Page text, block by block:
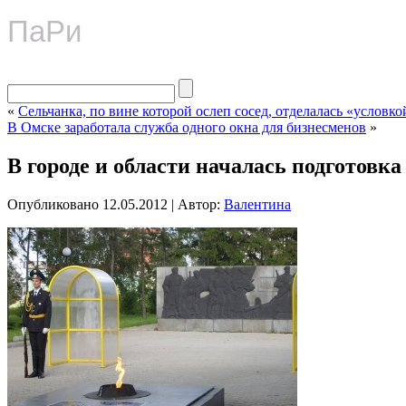
ПаРи
« Сельчанка, по вине которой ослеп сосед, отделалась
В Омске заработала служба одного окна для бизнесменов »
В городе и области началась
Опубликовано 12.05.2012 | Автор: Валентина